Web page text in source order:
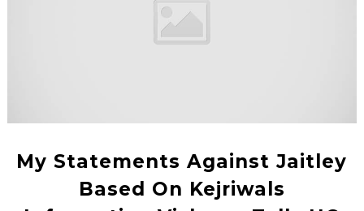
My Statements Against Jaitley
Based On Kejriwals